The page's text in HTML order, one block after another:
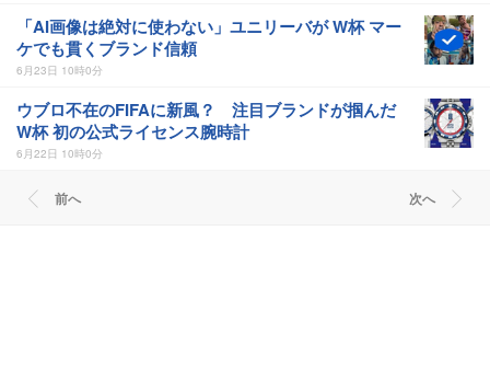
「AI画像は絶対に使わない」ユニリーバが W杯 マー
ケでも貫くブランド信頼
6月23日 10時0分
ウブロ不在のFIFAに新風？ 注目ブランドが掴んだ
W杯 初の公式ライセンス腕時計
6月22日 10時0分
前へ 次へ